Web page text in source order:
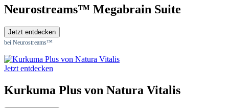
Neurostreams™ Megabrain Suite
Jetzt entdecken
bei Neurostreams™
Jetzt entdecken
Kurkuma Plus von Natura Vitalis